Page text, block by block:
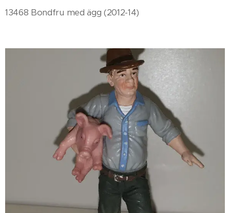
13468 Bondfru med ägg (2012-14)